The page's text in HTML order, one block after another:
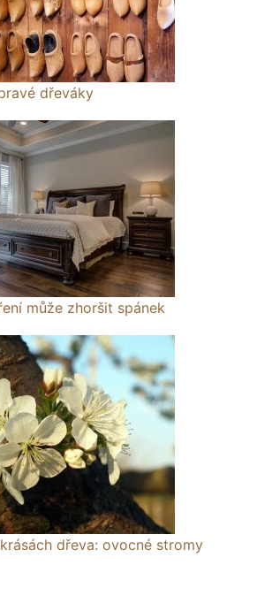
dřeváky
může zhoršit spánek
dřeva: ovocné stromy